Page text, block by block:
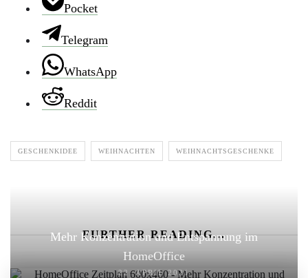
Pocket
Telegram
WhatsApp
Reddit
GESCHENKIDEE WEIHNACHTEN WEIHNACHTSGESCHENKE
FURTHER READING...
Mehr Konzentration und Entspannung im
HomeOffice
22. APRIL 2021